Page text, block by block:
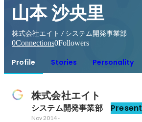
山本 沙央里
株式会社エイト / システム開発事業部
0Connections0Followers
Profile Stories Personality
株式会社エイト
システム開発事業部 Present
Nov 2014-